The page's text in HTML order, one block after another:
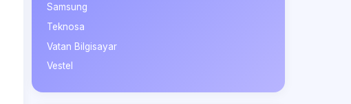
Samsung
Teknosa
Vatan Bilgisayar
Vestel